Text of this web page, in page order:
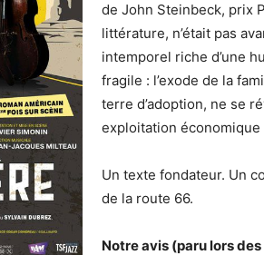
de John Steinbeck, prix
littérature, n’était pas
intemporel riche d’une
fragile : l’exode de la
terre d’adoption, ne se
exploitation économique
Un texte fondateur. Un
de la route 66.
Notre avis (paru lors